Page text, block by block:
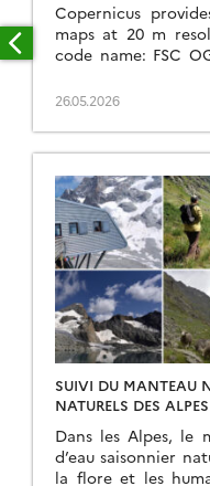
Copernicus
maps at 20 m
code name: FSC
through the
Browser! The
data, for example if
26.05.2026
SUIVI DU MANTEAU
NATURELS DES
Dans les Alpes, le
d’eau saisonnier
la flore et les